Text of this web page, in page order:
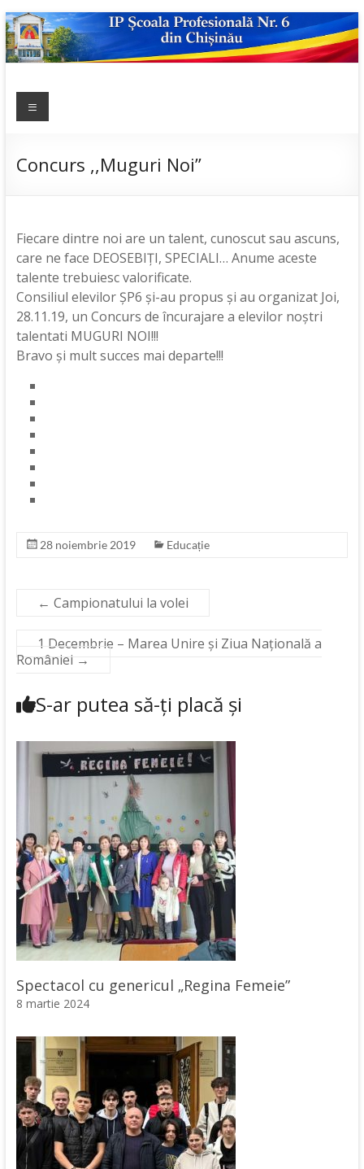
Skip
to
content
NR.6
scoala
nr.6; școală
2019;
Meniu
Concurs ,,Muguri Noi”
Fiecare dintre noi are un talent, cunoscut sau ascuns,
care ne face DEOSEBIȚI, SPECIALI… Anume aceste
talente trebuiesc valorificate.
Consiliul elevilor ȘP6 și-au propus și au organizat Joi,
28.11.19, un Concurs de încurajare a elevilor noștri
talentati MUGURI NOI!!!
Bravo și mult succes mai departe!!!
28 noiembrie 2019 Educație
← Campionatului la volei
1 Decembrie – Marea Unire și Ziua Națională a
României →
S-ar putea să-ți placă și
Spectacol cu genericul „Regina Femeie”
8 martie 2024